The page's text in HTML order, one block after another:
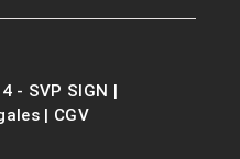
- SVP SIGN
CGV